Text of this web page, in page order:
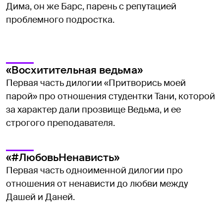
Дима, он же Барс, парень с репутацией
проблемного подростка.
«Восхитительная ведьма»
Первая часть дилогии «Притворись моей
парой» про отношения студентки Тани, которой
за характер дали прозвище Ведьма, и ее
строгого преподавателя.
«#ЛюбовьНенависть»
Первая часть одноименной дилогии про
отношения от ненависти до любви между
Дашей и Даней.